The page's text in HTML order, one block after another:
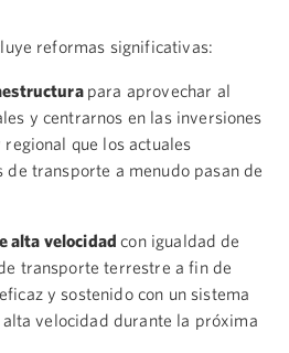
reformas significativas:
para aprovechar al
y centrarnos en las inversiones
que los actuales
transporte a menudo pasan de
alta velocidadcon igualdad de
transporte terrestre a fin de
y sostenido con un sistema
velocidad durante la próxima